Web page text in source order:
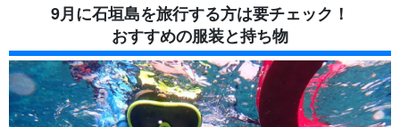
9月に石垣島を旅行する方は要チェック！
おすすめの服装と持ち物